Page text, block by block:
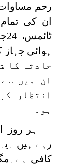
رحم
ان کی تمام
حادثہ کا
ان میں
انتظار
ہو۔
ہر روز
رہے ہیں ۔یہ
کافی